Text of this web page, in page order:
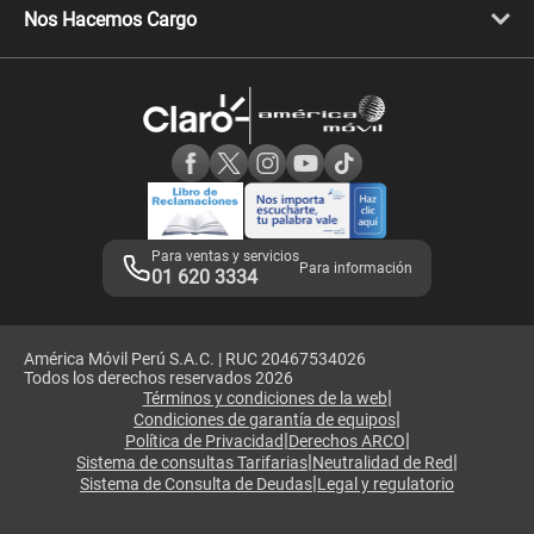
Celulares Motorola
Llamada por llamada
Comprobantes electrónicos
Consulta de IMEI
Nos Hacemos Cargo
Consulta de reclamos
Adquirientes iPhone 6, 6S y SE
Mensaje de Seguridad
Términos y Condiciones de Tienda Claro
Libro de Reclamaciones
Legales de marketplace
Para ventas y servicios
01 620 3334 Para información
América Móvil Perú S.A.C. | RUC 20467534026
Todos los derechos reservados 2026
Términos y condiciones de la web|
Condiciones de garantía de equipos|
Política de Privacidad|Derechos ARCO|
Sistema de consultas Tarifarias|Neutralidad de Red|
Sistema de Consulta de Deudas|Legal y regulatorio